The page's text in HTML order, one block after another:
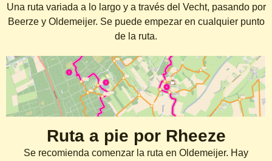
Una ruta variada a lo largo y a través del Vecht, pasando por
Beerze y Oldemeijer. Se puede empezar en cualquier punto
de la ruta.
Ruta a pie por Rheeze
Se recomienda comenzar la ruta en Oldemeijer. Hay